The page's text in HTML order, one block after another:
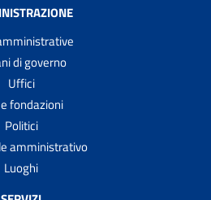
di governo
Uffici
fondazioni
Politici
amministrativo
Luoghi